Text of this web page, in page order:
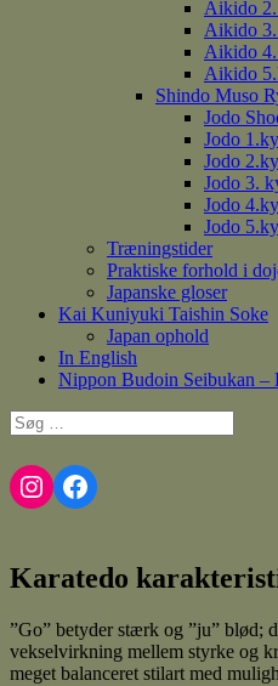
Aikido
Aikido
Aikido
Aikido
Shindo Muso
Jodo
Jodo
Jodo
Jodo 3.
Jodo
Jodo
Træningstider
Praktiske forhold i
Japanske gloser
Kai Kuniyuki Taishin Soke
Japan ophold
In English
Nippon Budoin Seibukan –
Søg
efter:
Instagram Facebook
Karatedo
”Go” betyder stærk og ”ju” blød;
vekselvirkning mellem styrke og
meget balanceret stilart med